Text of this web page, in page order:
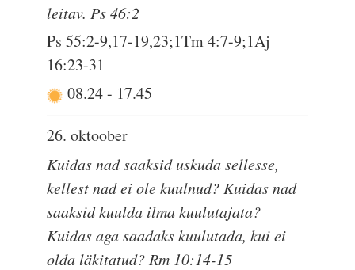
leitav. Ps 46:2
Ps 55:2-9,17-19,23;1Tm 4:7-9;1Aj
16:23-31
08.24- 17.45
26. oktoober
Kuidas nad saaksid uskuda sellesse,
kellest nad ei ole kuulnud? Kuidas nad
saaksid kuulda ilma kuulutajata?
Kuidas aga saadaks kuulutada, kui ei
olda läkitatud? Rm 10:14-15